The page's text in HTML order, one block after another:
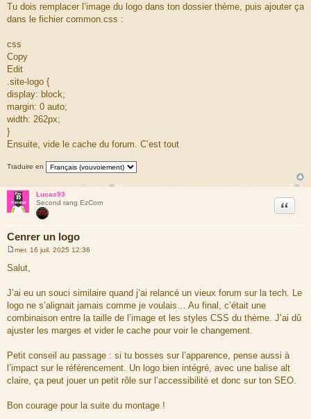
s
s
e
Tu dois remplacer l’image du logo dans ton dossier thème, puis ajouter ça
dans le fichier common.css :
css
Copy
Edit
.site-logo {
display: block;
margin: 0 auto;
width: 262px;
}
Ensuite, vide le cache du forum. C’est tout
Traduire en
Lucas93
Second rang EzCom
Cenrer un logo
Citation
e
s
a
g
e
mer. 16 juil. 2025 12:36
Salut,
J’ai eu un souci similaire quand j’ai relancé un vieux forum sur la tech. Le
logo ne s’alignait jamais comme je voulais… Au final, c’était une
combinaison entre la taille de l’image et les styles CSS du thème. J’ai dû
ajuster les marges et vider le cache pour voir le changement.
Petit conseil au passage : si tu bosses sur l’apparence, pense aussi à
l’impact sur le référencement. Un logo bien intégré, avec une balise alt
claire, ça peut jouer un petit rôle sur l’accessibilité et donc sur ton SEO.
Bon courage pour la suite du montage !